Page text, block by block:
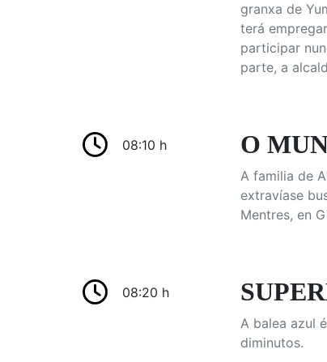
granxa de
terá
participar
parte, a
08:10 h O
A familia de
extravíase
Mentres, en
08:20 h
A balea azul
diminutos.